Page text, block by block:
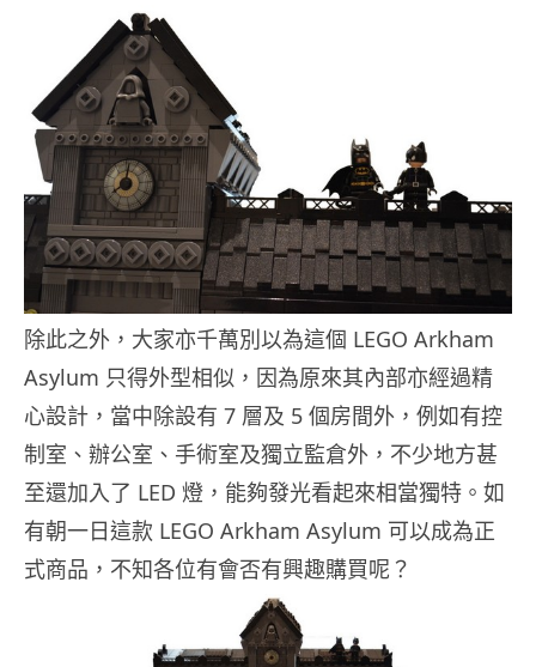
除此之外，大家亦千萬別以為這個 LEGO Arkham
Asylum 只得外型相似，因為原來其內部亦經過精
心設計，當中除設有 7 層及 5 個房間外，例如有控
制室、辦公室、手術室及獨立監倉外，不少地方甚
至還加入了 LED 燈，能夠發光看起來相當獨特。如
有朝一日這款 LEGO Arkham Asylum 可以成為正
式商品，不知各位有會否有興趣購買呢？